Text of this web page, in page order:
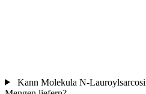
Kann Molekula N-